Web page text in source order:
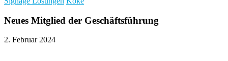
Neues Mitglied der Geschäftsführung
2. Februar 2024